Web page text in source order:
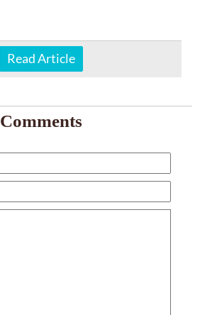
Read Article
Comments